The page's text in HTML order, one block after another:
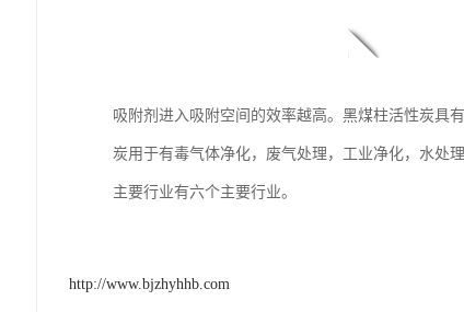
吸附剂进入吸附空间的效率越高。黑煤柱活性炭具
炭用于有毒气体净化，废气处理，工业净化，水处
主要行业有六个主要行业。
http://www.bjzhyhhb.com